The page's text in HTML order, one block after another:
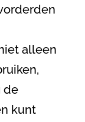
alleen
de
kunt